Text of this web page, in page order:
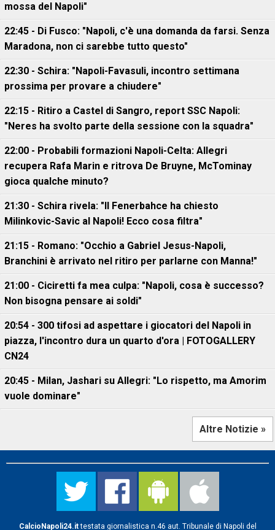
mossa del Napoli"
22:45 - Di Fusco: "Napoli, c'è una domanda da farsi. Senza
Maradona, non ci sarebbe tutto questo"
22:30 - Schira: "Napoli-Favasuli, incontro settimana
prossima per provare a chiudere"
22:15 - Ritiro a Castel di Sangro, report SSC Napoli:
"Neres ha svolto parte della sessione con la squadra"
22:00 - Probabili formazioni Napoli-Celta: Allegri
recupera Rafa Marin e ritrova De Bruyne, McTominay
gioca qualche minuto?
21:30 - Schira rivela: "Il Fenerbahce ha chiesto
Milinkovic-Savic al Napoli! Ecco cosa filtra"
21:15 - Romano: "Occhio a Gabriel Jesus-Napoli,
Branchini è arrivato nel ritiro per parlarne con Manna!"
21:00 - Ciciretti fa mea culpa: "Napoli, cosa è successo?
Non bisogna pensare ai soldi"
20:54 - 300 tifosi ad aspettare i giocatori del Napoli in
piazza, l'incontro dura un quarto d'ora | FOTOGALLERY
CN24
20:45 - Milan, Jashari su Allegri: "Lo rispetto, ma Amorim
vuole dominare"
Altre Notizie »
CalcioNapoli24.ittestata giornalistica n.46 aut. Tribunale di Napoli del